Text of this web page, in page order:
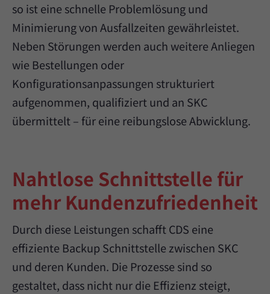
so ist eine schnelle Problemlösung und
Minimierung von Ausfallzeiten gewährleistet.
Neben Störungen werden auch weitere Anliegen
wie Bestellungen oder
Konfigurationsanpassungen strukturiert
aufgenommen, qualifiziert und an SKC
übermittelt – für eine reibungslose Abwicklung.
Nahtlose Schnittstelle für
mehr Kundenzufriedenheit
Durch diese Leistungen schafft CDS eine
effiziente Backup Schnittstelle zwischen SKC
und deren Kunden. Die Prozesse sind so
gestaltet, dass nicht nur die Effizienz steigt,